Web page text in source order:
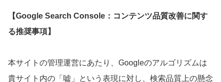
【Google Search Console：コンテンツ品質改善に関す
る推奨事項】
本サイトの管理運営にあたり、Googleのアルゴリズムは
貴サイト内の「嘘」という表現に対し、検索品質上の懸念